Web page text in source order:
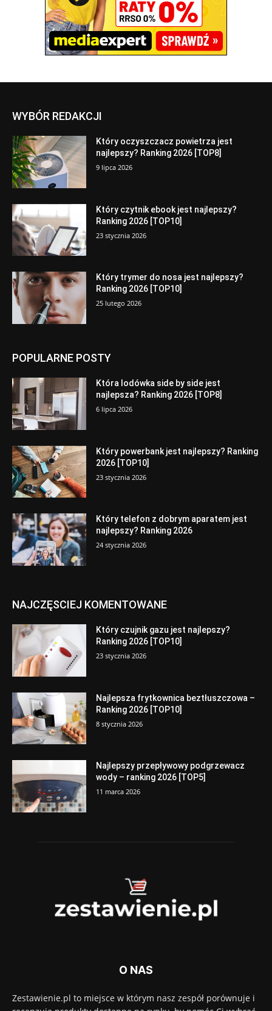
WYBÓR REDAKCJI
Który oczyszczacz powietrza jest
najlepszy? Ranking 2026 [TOP8]
9 lipca 2026
Który czytnik ebook jest najlepszy?
Ranking 2026 [TOP10]
23 stycznia 2026
Który trymer do nosa jest najlepszy?
Ranking 2026 [TOP10]
25 lutego 2026
POPULARNE POSTY
Która lodówka side by side jest
najlepsza? Ranking 2026 [TOP8]
6 lipca 2026
Który powerbank jest najlepszy? Ranking
2026 [TOP10]
23 stycznia 2026
Który telefon z dobrym aparatem jest
najlepszy? Ranking 2026
24 stycznia 2026
NAJCZĘSCIEJ KOMENTOWANE
Który czujnik gazu jest najlepszy?
Ranking 2026 [TOP10]
23 stycznia 2026
Najlepsza frytkownica beztłuszczowa –
Ranking 2026 [TOP10]
8 stycznia 2026
Najlepszy przepływowy podgrzewacz
wody – ranking 2026 [TOP5]
11 marca 2026
O NAS
Zestawienie.pl to miejsce w którym nasz zespół porównuje i